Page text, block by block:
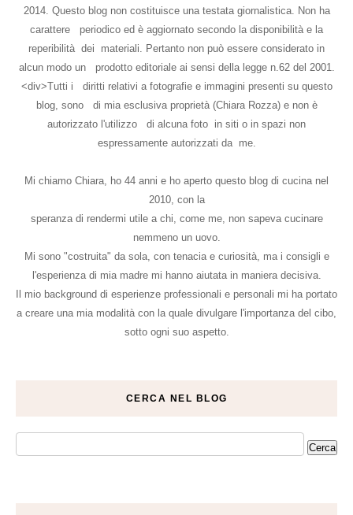
2014. Questo blog non costituisce una testata giornalistica. Non ha
carattere periodico ed è aggiornato secondo la disponibilità e la
reperibilità dei materiali. Pertanto non può essere considerato in
alcun modo un prodotto editoriale ai sensi della legge n.62 del 2001.
<div>Tutti i diritti relativi a fotografie e immagini presenti su questo
blog, sono di mia esclusiva proprietà (Chiara Rozza) e non è
autorizzato l'utilizzo di alcuna foto in siti o in spazi non
espressamente autorizzati da me.
Mi chiamo Chiara, ho 44 anni e ho aperto questo blog di cucina nel
2010, con la
speranza di rendermi utile a chi, come me, non sapeva cucinare
nemmeno un uovo.
Mi sono "costruita" da sola, con tenacia e curiosità, ma i consigli e
l'esperienza di mia madre mi hanno aiutata in maniera decisiva.
Il mio background di esperienze professionali e personali mi ha portato
a creare una mia modalità con la quale divulgare l'importanza del cibo,
sotto ogni suo aspetto.
CERCA NEL BLOG